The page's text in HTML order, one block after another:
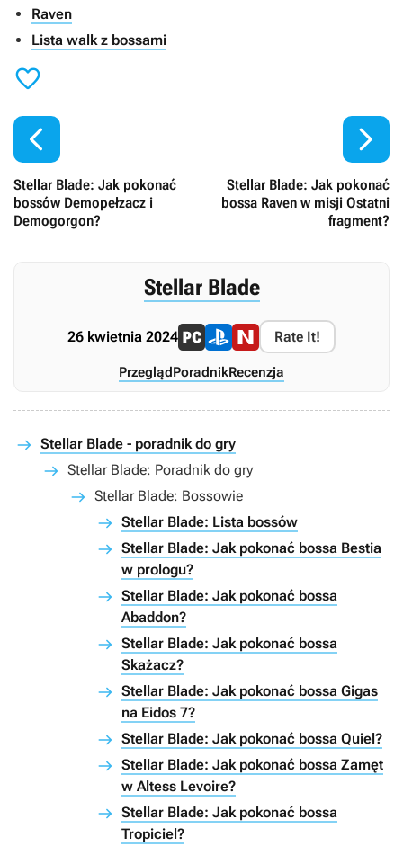
Raven
Lista walk z bossami


Stellar Blade: Jak pokonać
bossów Demopełzacz i
Demogorgon?
Stellar Blade: Jak pokonać
bossa Raven w misji Ostatni
fragment?

Stellar Blade
26 kwietnia 2024 Rate It!
PrzeglądPoradnikRecenzja
Stellar Blade - poradnik do gry
Stellar Blade: Poradnik do gry
Stellar Blade: Bossowie
Stellar Blade: Lista bossów
Stellar Blade: Jak pokonać bossa Bestia
w prologu?
Stellar Blade: Jak pokonać bossa
Abaddon?
Stellar Blade: Jak pokonać bossa
Skażacz?
Stellar Blade: Jak pokonać bossa Gigas
na Eidos 7?
Stellar Blade: Jak pokonać bossa Quiel?
Stellar Blade: Jak pokonać bossa Zamęt
w Altess Levoire?
Stellar Blade: Jak pokonać bossa
Tropiciel?